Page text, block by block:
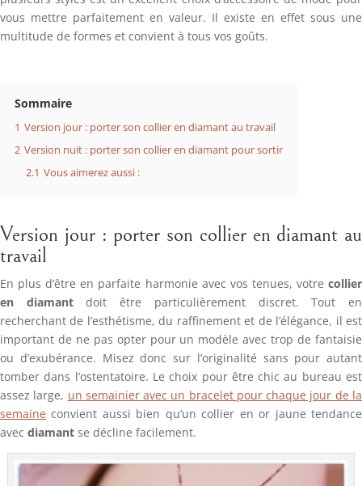
vous mettre parfaitement en valeur. Il existe en effet sous une
multitude de formes et convient à tous vos goûts.
Sommaire
1 Version jour : porter son collier en diamant au travail
2 Version nuit : porter son collier en diamant pour sortir
2.1 Vous aimerez aussi :
Version jour : porter son collier en diamant au
travail
En plus d’être en parfaite harmonie avec vos tenues, votre collier
en diamantdoit être particulièrement discret. Tout en
recherchant de l’esthétisme, du raffinement et de l’élégance, il est
important de ne pas opter pour un modèle avec trop de fantaisie
ou d’exubérance. Misez donc sur l’originalité sans pour autant
tomber dans l’ostentatoire. Le choix pour être chic au bureau est
assez large, un semainier avec un bracelet pour chaque jour de la
semaine convient aussi bien qu’un collier en or jaune tendance
avec diamant se décline facilement.